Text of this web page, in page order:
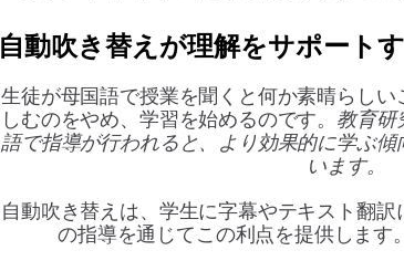
自動吹き替えが理解をサポート
生徒が母国語で授業を聞くと何か素晴らし
しむのをやめ、学習を始めるのです。 教育研
語で指導が行われると、より効果的に学ぶ
います。
自動吹き替えは、学生に字幕やテキスト翻
の指導を通じてこの利点を提供します